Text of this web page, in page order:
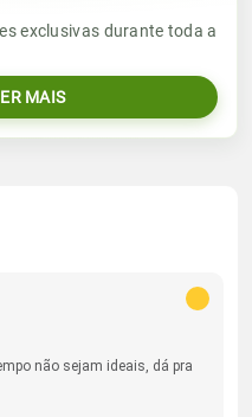
Umidade do ar
88%
Lua
Umidade do ar
Vento
SE - 12km/h
exclusivas durante toda a
MAIS
não sejam ideais, dá pra